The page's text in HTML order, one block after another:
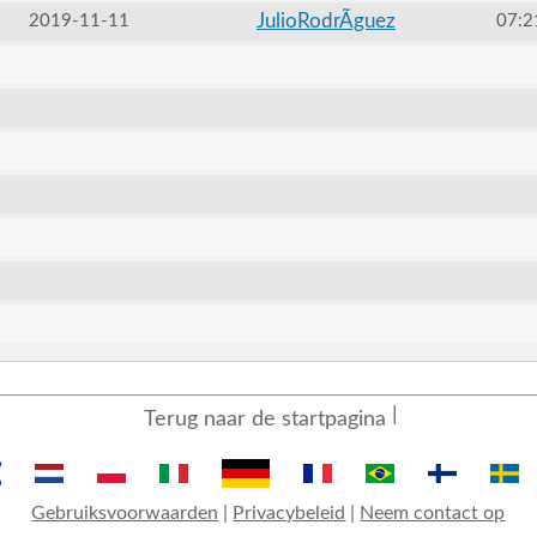
2019-11-11 JulioRodrÃ­guez
Terug naar de startpagina
Gebruiksvoorwaarden Privacybeleid Neem contact op